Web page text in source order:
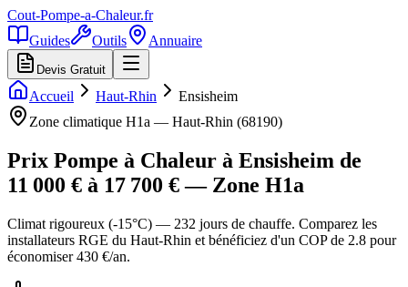
Cout-Pompe-a-Chaleur.fr
Guides
Outils Annuaire
Devis Gratuit
Accueil Haut-Rhin
Ensisheim
Zone climatique H1a — Haut-Rhin (68190)
Prix Pompe à Chaleur à Ensisheim de
11 000 € à 17 700 € — Zone H1a
Climat rigoureux (-15°C) — 232 jours de chauffe. Comparez les
installateurs RGE du Haut-Rhin et bénéficiez d'un COP de 2.8 pour
économiser 430 €/an.